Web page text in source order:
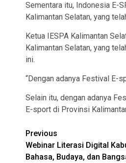
Sementara itu, Indonesia E-
Kalimantan Selatan, yang
Ketua IESPA Kalimantan
Kalimantan Selatan, yang
ini.
“Dengan adanya Festival E-
Selain itu, dengan adanya
E-sport di Provinsi
Continue
Reading
Previous
Webinar Literasi Digital
Bahasa, Budaya, dan